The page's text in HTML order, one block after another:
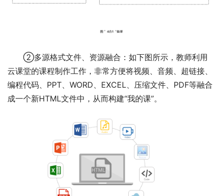
②多源格式文件、资源融合：如下图所示，教师利用
云课堂的课程制作工作，非常方便将视频、音频、超链接、
编程代码、PPT、WORD、EXCEL、压缩文件、PDF等融合
成一个新HTML文件中，从而构建“我的课”。